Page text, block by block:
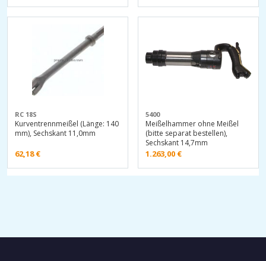
RC 18S
Kurventrennmeißel (Länge: 140
mm), Sechskant 11,0mm
62,18€
5400
Meißelhammer ohne Meißel
(bitte separat bestellen),
Sechskant 14,7mm
1.263,00 €